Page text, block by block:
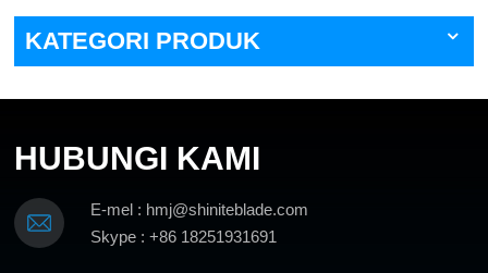
KATEGORI PRODUK
HUBUNGI KAMI
E-mel : hmj@shiniteblade.com
Skype : +86 18251931691